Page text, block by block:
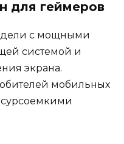
для геймеров
с мощными
системой и
экрана.
мобильных